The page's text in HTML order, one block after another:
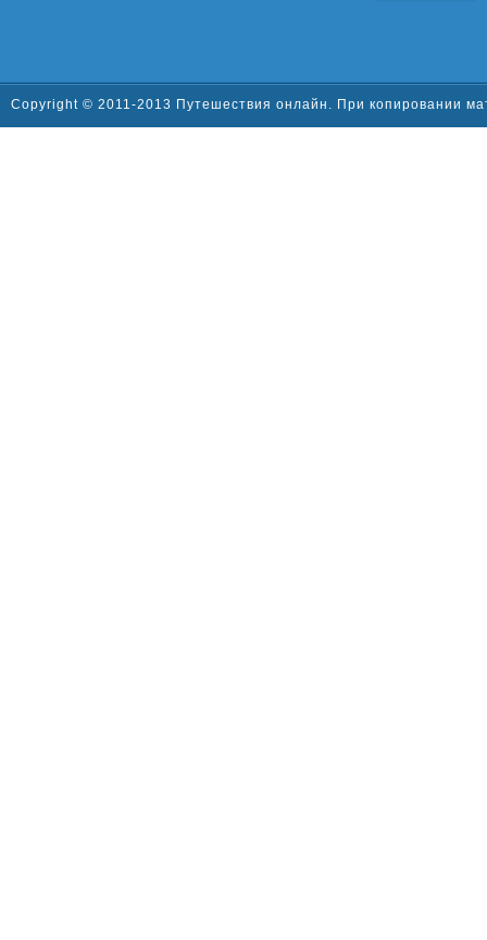
Copyright © 2011-2013 Путешествия онлайн. При копировании